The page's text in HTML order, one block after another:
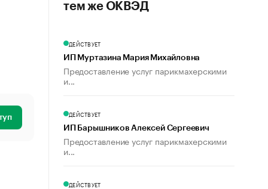
тем же ОКВЭД
ДЕЙСТВУЕТ
ИП Муртазина Мария Михайловна
Предоставление услуг парикмахерскими
и...
ДЕЙСТВУЕТ
ИП Барышников Алексей Сергеевич
Предоставление услуг парикмахерскими
и...
ДЕЙСТВУЕТ